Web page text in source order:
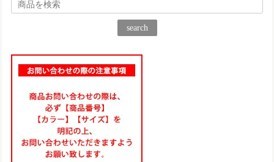
ベート用にもう一足購入！ 履くのが楽しみです♪
ネイビーマルチ（NVMT） M／23.0～23.5㎝
気に入って夏にと思い3足目購入です♪ 履きやすくて可愛いで
search